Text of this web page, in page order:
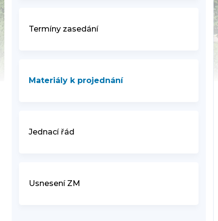
Termíny zasedání
Materiály k projednání
Jednací řád
Usnesení ZM